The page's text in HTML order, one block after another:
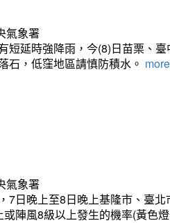
氣象署
短延時強降雨，今(8)日苗栗、
石，低窪地區請慎防積水。
氣象署
7日晚上至8日晚上基隆市、臺
陣風8級以上發生的機率(黃色